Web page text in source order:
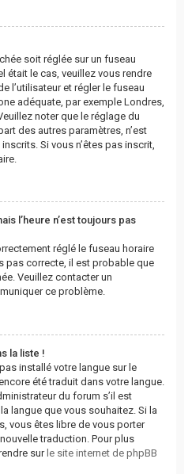
soit réglée sur un fuseau
était le cas, veuillez vous rendre
l’utilisateur et régler le fuseau
adéquate, par exemple Londres,
noter que le réglage du
des autres paramètres, n’est
Si vous n’êtes pas inscrit,
l’heure n’est toujours pas
réglé le fuseau horaire
pas correcte, il est probable que
Veuillez contacter un
ce problème.
la liste !
installé votre langue sur le
été traduit dans votre langue.
du forum s’il est
langue que vous souhaitez. Si la
vous êtes libre de vous porter
traduction. Pour plus
surle site internet de phpBB